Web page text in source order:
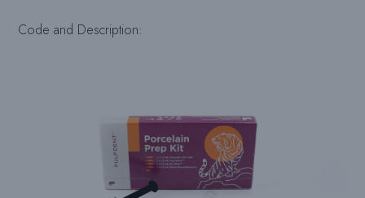
Code and Description: